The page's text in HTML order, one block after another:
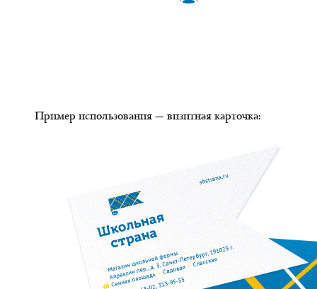
Пример использования — визитная карточка: